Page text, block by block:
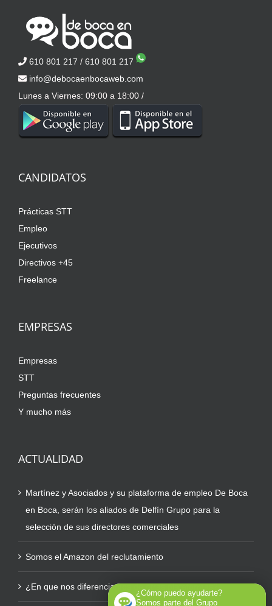
610 801 217 / 610 801 217
info@debocaenbocaweb.com
Lunes a Viernes: 09:00 a 18:00 /
CANDIDATOS
Prácticas STT
Empleo
Ejecutivos
Directivos +45
Freelance
EMPRESAS
Empresas
STT
Preguntas frecuentes
Y mucho más
ACTUALIDAD
Martínez y Asociados y su plataforma de empleo De Boca
en Boca, serán los aliados de Delfín Grupo para la
selección de sus directores comerciales
Somos el Amazon del reclutamiento
¿En que nos diferenciamos de otras plataformas?
¿Cómo puedo ayudarte?
Somos parte del Grupo